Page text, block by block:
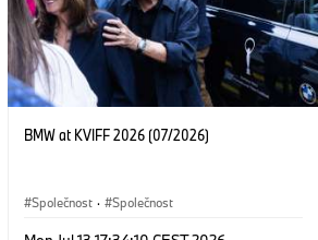
BMW at KVIFF 2026 (07/2026)
Společnost · Společnost